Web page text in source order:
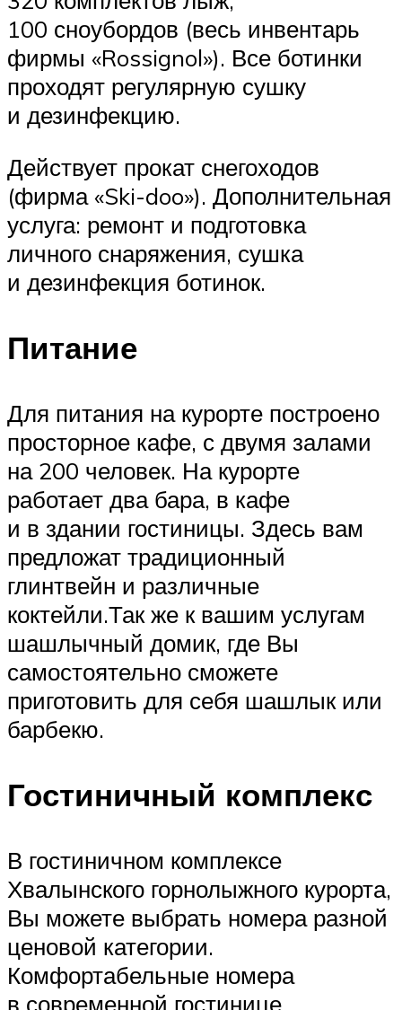
100 сноубордов (весь инвентарь
фирмы «Rossignol»). Все ботинки
проходят регулярную сушку
и дезинфекцию.
Действует прокат снегоходов
(фирма «Ski-doo»). Дополнительная
услуга: ремонт и подготовка
личного снаряжения, сушка
и дезинфекция ботинок.
Питание
Для питания на курорте построено
просторное кафе, с двумя залами
на 200 человек. На курорте
работает два бара, в кафе
и в здании гостиницы. Здесь вам
предложат традиционный
глинтвейн и различные
коктейли.Так же к вашим услугам
шашлычный домик, где Вы
самостоятельно сможете
приготовить для себя шашлык или
барбекю.
Гостиничный комплекс
В гостиничном комплексе
Хвалынского горнолыжного курорта,
Вы можете выбрать номера разной
ценовой категории.
Комфортабельные номера
в современной гостинице